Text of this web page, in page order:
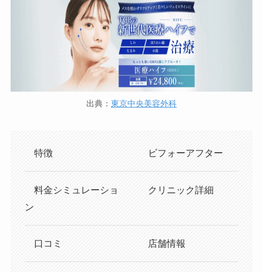
出典： 東京中央美容外科
特徴 ビフォーアフター
料金シミュレーショ
ン
クリニック詳細
口コミ 店舗情報